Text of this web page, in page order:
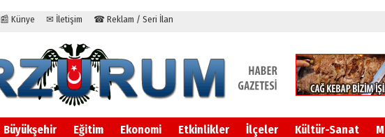
📰 Künye ✉ İletişim ☎ Reklam / Seri İlan
Büyükşehir Eğitim Ekonomi Etkinlikler İlçeler Kültür-Sanat